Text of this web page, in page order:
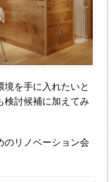
境を手に入れたいと
検討候補に加えてみ
のリノベーション会